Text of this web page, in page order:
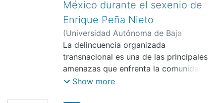
México durante el sexenio de
Enrique Peña Nieto
(Universidad Autónoma de Baja
California.,)Durán Macías, Ana Luisa
Nodari, Gianandrea
La delincuencia organizada
transnacional es una de las principales
amenazas que enfrenta la comunidad
internacional.
Show more